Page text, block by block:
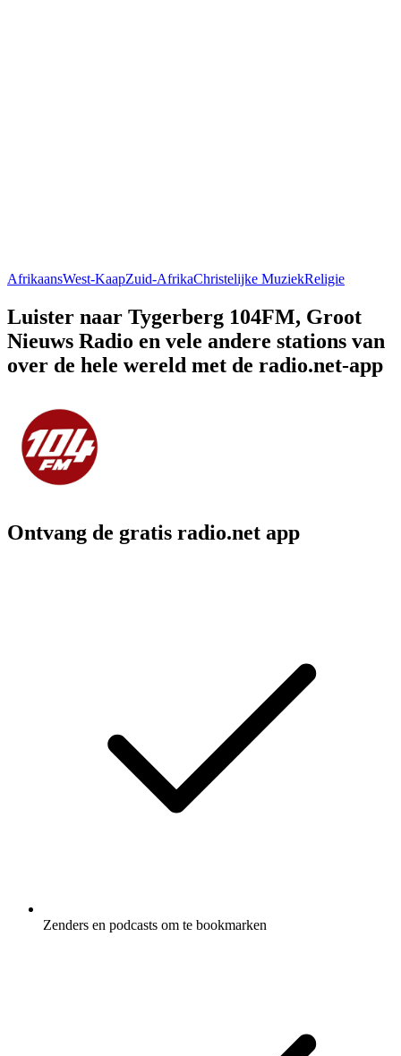
AfrikaansWest-KaapZuid-AfrikaChristelijke MuziekReligie
Luister naar Tygerberg 104FM, Groot
Nieuws Radio en vele andere stations van
over de hele wereld met de radio.net-app
Ontvang de gratis radio.net app
Zenders en podcasts om te bookmarken